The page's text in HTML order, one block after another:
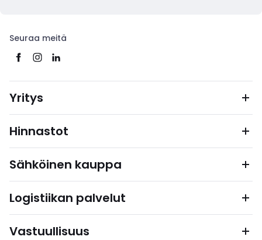
Seuraa meitä
Yritys
Hinnastot
Sähköinen kauppa
Logistiikan palvelut
Vastuullisuus